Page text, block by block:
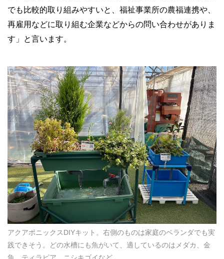
でも比較的取り組みやすいと、福祉事業所の農福連携や、
再雇用などに取り組む企業などからの問い合わせがありま
す」と言います。
アクアポニックスDIYキット。右側のものは家庭のベランダでも実
践できそう。どの水槽にも魚がいて、適しているのはメダカ、金
魚、ティラピア、ニシキゴイなど